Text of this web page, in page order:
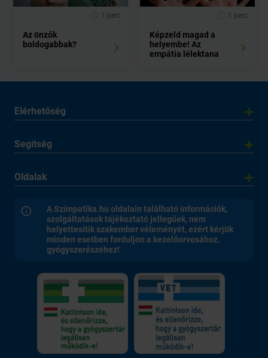
1 perc
Az önzők
boldogabbak?
1 perc
Képzeld magad a
helyembe! Az
empátia lélektana
Elérhetőség
Segítség
Oldalak
A Szimpatika.hu oldalain található információk,
szolgáltatások tájékoztató jellegűek, nem
helyettesítik szakember véleményét, ezért kérjük
minden esetben forduljon a kezelőorvosához,
gyógyszerészéhez!